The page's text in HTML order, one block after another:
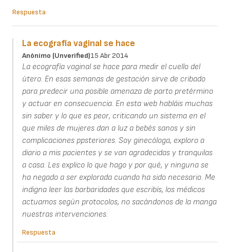
Respuesta
La ecografía vaginal se hace
Anónimo (unverified)15 Abr 2014
La ecografía vaginal se hace para medir el cuello del
útero. En esas semanas de gestación sirve de cribado
para predecir una posible amenaza de parto pretérmino
y actuar en consecuencia. En esta web habláis muchas
sin saber y lo que es peor, criticando un sistema en el
que miles de mujeres dan a luz a bebés sanos y sin
complicaciones ppsteriores. Soy ginecóloga, exploro a
diario a mis pacientes y se van agradecidas y tranquilas
a casa. Les explico lo que hago y por qué, y ninguna se
ha negado a ser explorada cuando ha sido necesario. Me
indigna leer las barbaridades que escribís, los médicos
actuamos según protocolos, no sacándonos de la manga
nuestras intervenciones.
Respuesta